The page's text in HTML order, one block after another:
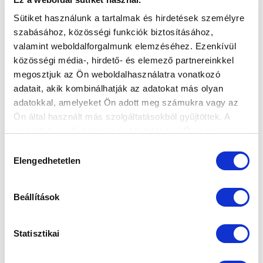
Sütiket használunk a tartalmak és hirdetések személyre
szabásához, közösségi funkciók biztosításához,
valamint weboldalforgalmunk elemzéséhez. Ezenkívül
közösségi média-, hirdető- és elemező partnereinkkel
megosztjuk az Ön weboldalhasználatra vonatkozó
adatait, akik kombinálhatják az adatokat más olyan
adatokkal, amelyeket Ön adott meg számukra vagy az
Ön által használt más szolgáltatásokból gyűjtöttek. A
kiválasztása
Elengedhetetlen
Beállítások
Statisztikai
Csapatunkkal kezdte el a felkészülést több, az elmúlt
időszakban máshol szereplő...
KÖVETKEZŐ MÉRKŐZÉS
SÁNDOR KÁROLY LABDARÚGÓ AKADÉMIA
MTK BUDAPEST II